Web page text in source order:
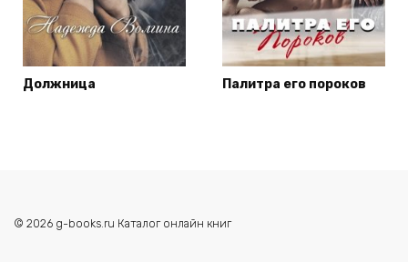
Должница Палитра его пороков
© 2026 g-books.ru Каталог онлайн книг